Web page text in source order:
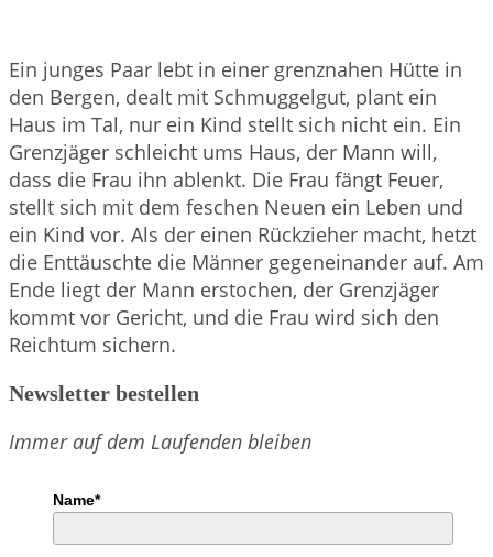
Ein junges Paar lebt in einer grenznahen Hütte in
den Bergen, dealt mit Schmuggelgut, plant ein
Haus im Tal, nur ein Kind stellt sich nicht ein. Ein
Grenzjäger schleicht ums Haus, der Mann will,
dass die Frau ihn ablenkt. Die Frau fängt Feuer,
stellt sich mit dem feschen Neuen ein Leben und
ein Kind vor. Als der einen Rückzieher macht, hetzt
die Enttäuschte die Männer gegeneinander auf. Am
Ende liegt der Mann erstochen, der Grenzjäger
kommt vor Gericht, und die Frau wird sich den
Reichtum sichern.
Newsletter bestellen
Immer auf dem Laufenden bleiben
Name*